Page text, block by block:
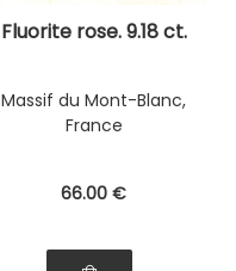
Fluorite rose. 9.18 ct.
Massif du Mont-Blanc,
France
66.00 €